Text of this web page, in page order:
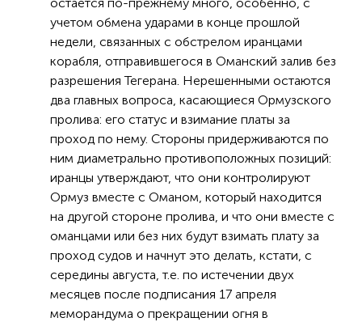
учетом обмена ударами в конце прошлой
недели, связанных с обстрелом иранцами
корабля, отправившегося в Оманский залив без
разрешения Тегерана. Нерешенными остаются
два главных вопроса, касающиеся Ормузского
пролива: его статус и взимание платы за
проход по нему. Стороны придерживаются по
ним диаметрально противоположных позиций:
иранцы утверждают, что они контролируют
Ормуз вместе с Оманом, который находится
на другой стороне пролива, и что они вместе с
оманцами или без них будут взимать плату за
проход судов и начнут это делать, кстати, с
середины августа, т.е. по истечении двух
месяцев после подписания 17 апреля
меморандума о прекращении огня в